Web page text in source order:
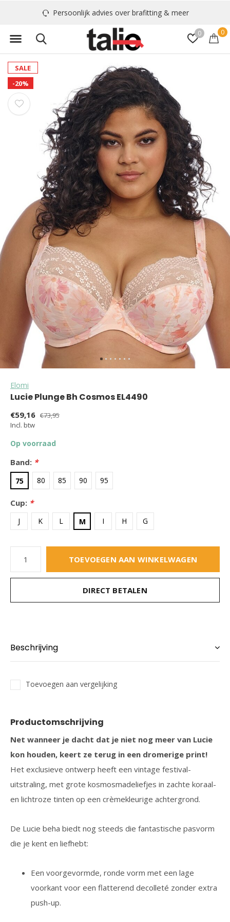
0 0
Persoonlijk advies over brafitting & meer
SALE
-20%
Elomi
Lucie Plunge Bh Cosmos EL4490
€59,16 €73,95
Incl. btw
Op voorraad
Band: *
75 80 85 90 95
Cup: *
J K L M I H G
TOEVOEGEN AAN WINKELWAGEN
DIRECT BETALEN
Beschrijving
Toevoegen aan vergelijking
Productomschrijving
Net wanneer je dacht dat je niet nog meer van Lucie
kon houden, keert ze terug in een dromerige print!
Het exclusieve ontwerp heeft een vintage festival-
uitstraling, met grote kosmosmadeliefjes in zachte koraal-
en lichtroze tinten op een crèmekleurige achtergrond.
De Lucie beha biedt nog steeds die fantastische pasvorm
die je kent en liefhebt:
Een voorgevormde, ronde vorm met een lage
voorkant voor een flatterend decolleté zonder extra
push-up.